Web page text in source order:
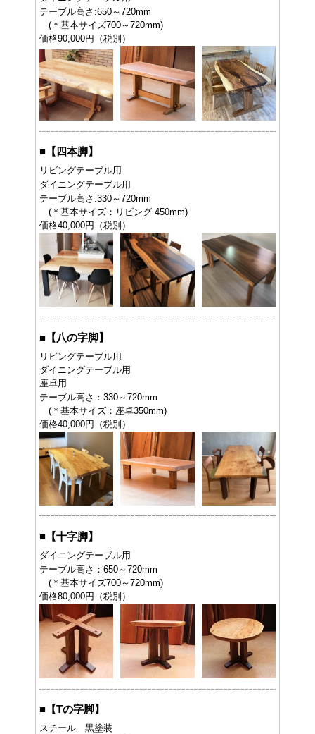
テーブル高さ:650～720mm
(＊基本サイズ700～720mm)
価格90,000円（税別）
■ 【四本脚】
リビングテーブル用
ダイニングテーブル用
テーブル高さ:330～720mm
(＊基本サイズ：リビング 450mm)
価格40,000円（税別）
■ 【八の字脚】
リビングテーブル用
ダイニングテーブル用
座卓用
テーブル高さ：330～720mm
(＊基本サイズ：座卓350mm)
価格40,000円（税別）
■ 【十字脚】
ダイニングテーブル用
テーブル高さ：650～720mm
(＊基本サイズ700～720mm)
価格80,000円（税別）
■ 【Tの字脚】
スチール 黒塗装